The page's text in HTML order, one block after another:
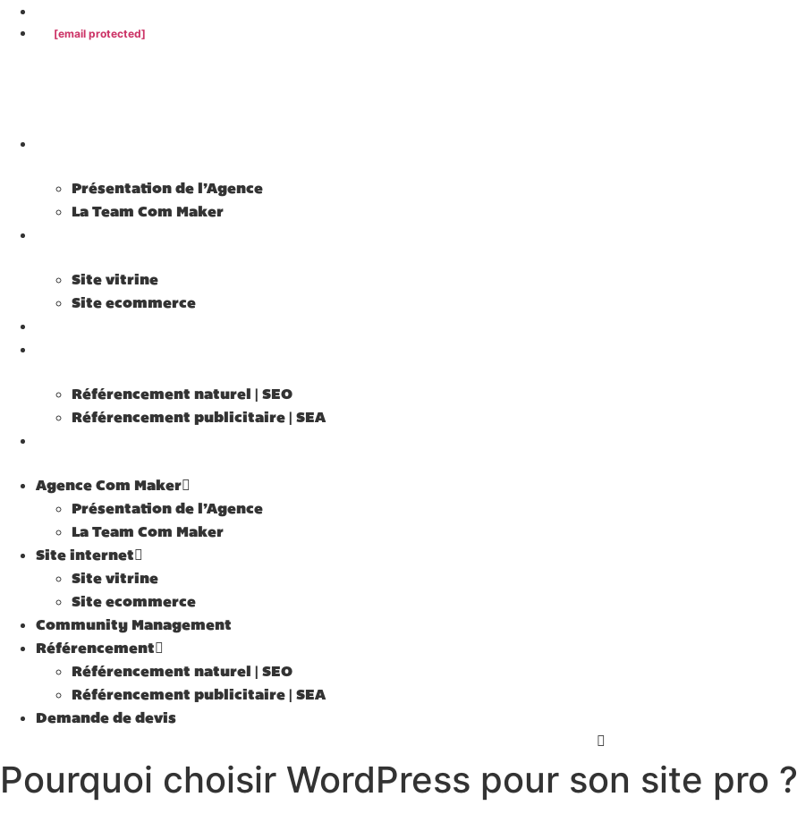
[email protected]
Présentation de l’Agence
La Team Com Maker
Site vitrine
Site ecommerce
Référencement naturel | SEO
Référencement publicitaire | SEA
Agence Com Maker
Présentation de l’Agence
La Team Com Maker
Site internet
Site vitrine
Site ecommerce
Community Management
Référencement
Référencement naturel | SEO
Référencement publicitaire | SEA
Demande de devis
Pourquoi choisir WordPress pour son site pro ?